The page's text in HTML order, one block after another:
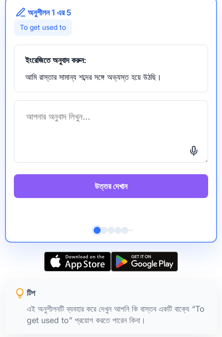
অনুশীলন 1 এর 5
To get used to
ইংরেজিতে অনুবাদ করুন:
আমি রাস্তার সামান্য শব্দের সঙ্গে অভ্যস্ত হয়ে উঠছি।
উত্তর দেখান
টিপ
এই অনুশীলনটি ব্যবহার করে দেখুন আপনি কি বাস্তব একটি বাক্যে “To
get used to” প্রয়োগ করতে পারেন কিনা।